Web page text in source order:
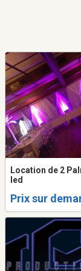
Location de 2
led
Prix sur